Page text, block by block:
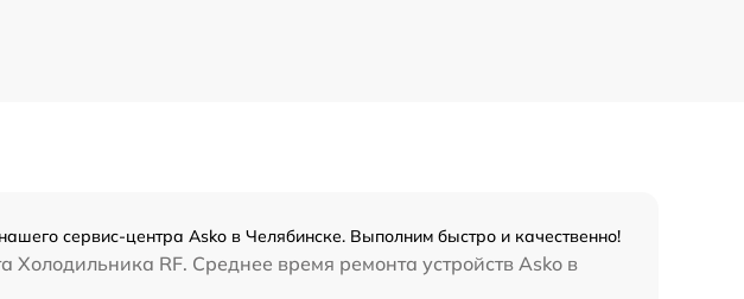
сервис-центра Asko в Челябинске. Выполним быстро и качественно!
Холодильника RF. Среднее время ремонта устройств Asko в